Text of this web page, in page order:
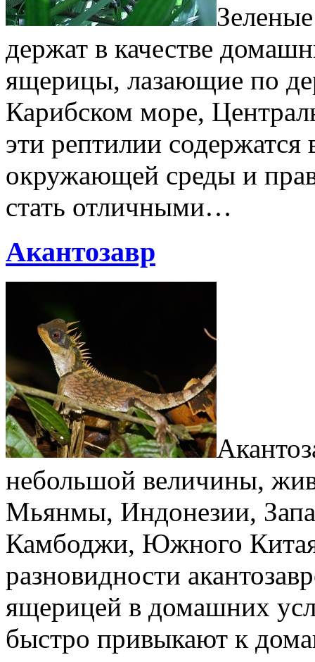
держат в качестве
ящерицы, лазающие по
Карибском море,
эти рептилии
окружающей среды и
стать отличными…
Акантозавр
небольшой величины,
Мьянмы, Индонезии,
Камбоджи, Южного
разновидности
ящерицей в домашних
быстро привыкают к